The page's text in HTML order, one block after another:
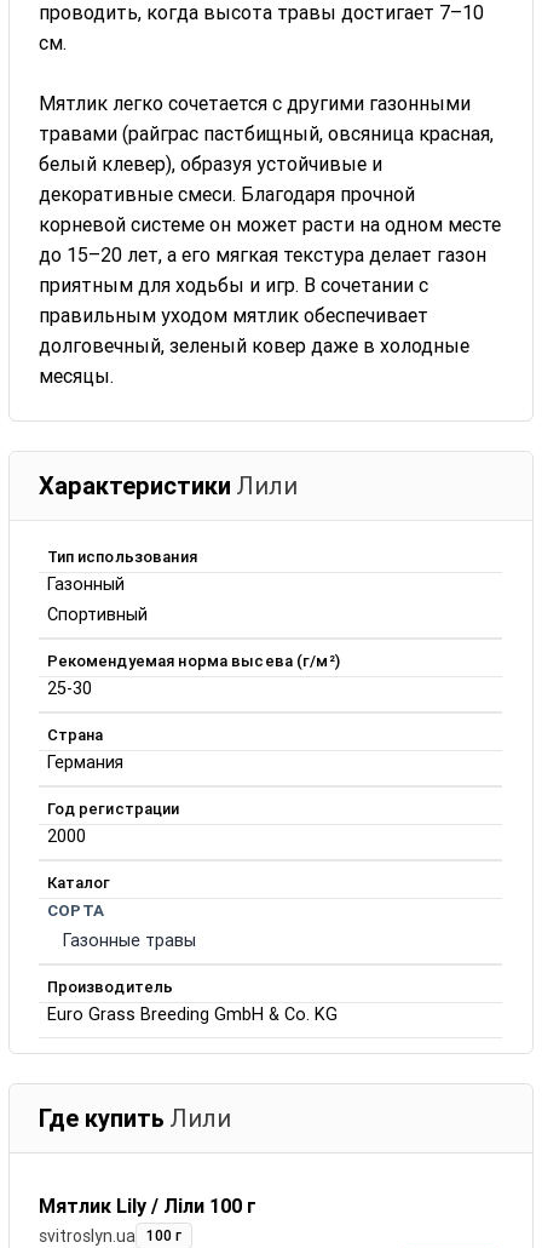
проводить, когда высота травы достигает 7–10
см.
Мятлик легко сочетается с другими газонными
травами (райграс пастбищный, овсяница красная,
белый клевер), образуя устойчивые и
декоративные смеси. Благодаря прочной
корневой системе он может расти на одном месте
до 15–20 лет, а его мягкая текстура делает газон
приятным для ходьбы и игр. В сочетании с
правильным уходом мятлик обеспечивает
долговечный, зеленый ковер даже в холодные
месяцы.
Характеристики Лили
Тип использования
Газонный
Спортивный
Рекомендуемая норма высева (г/м²)
25-30
Страна
Германия
Год регистрации
2000
Каталог
СОРТА
Газонные травы
Производитель
Euro Grass Breeding GmbH & Co. KG
Где купить Лили
Мятлик Lily / Ліли 100 г
svitroslyn.ua 100 г